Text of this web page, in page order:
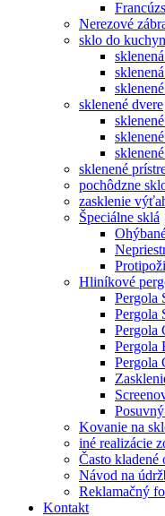
Nerezové
sklo do
sklenené dvere
sklenené
pochôdzne
zasklenie
Špeciálne sklá
Hliníkové
Pergola
Pergola
Pergola
Pergola
Kovanie na
iné realizácie
Často kladené
Návod na
Reklamačný
Kontakt